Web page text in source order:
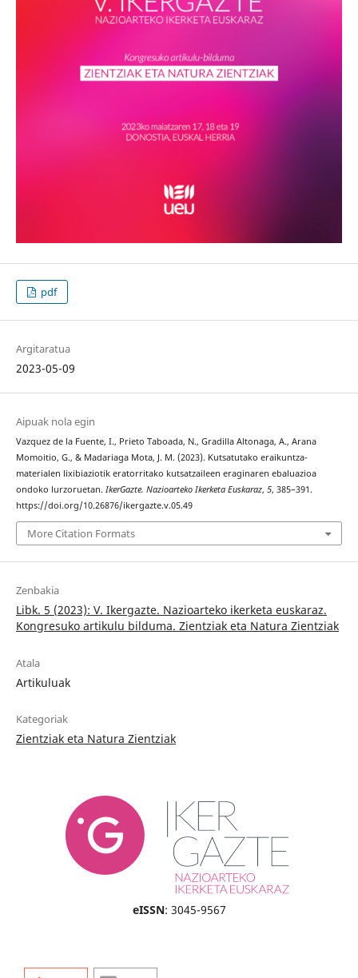
pdf
Argitaratua
2023-05-09
Aipuak nola egin
Vazquez de la Fuente, I., Prieto Taboada, N., Gradilla Altonaga, A., Arana
Momoitio, G., & Madariaga Mota, J. M. (2023). Kutsatutako eraikuntza-
materialen lixibiaziotik eratorritako kutsatzaileen eraginaren ebaluazioa
ondoko lurzoruetan. IkerGazte. Nazioarteko Ikerketa Euskaraz, 5, 385–391.
https://doi.org/10.26876/ikergazte.v.05.49
More Citation Formats
Zenbakia
Libk. 5 (2023): V. Ikergazte. Nazioarteko ikerketa euskaraz.
Kongresuko artikulu bilduma. Zientziak eta Natura Zientziak
Atala
Artikuluak
Kategoriak
Zientziak eta Natura Zientziak
eISSN: 3045-9567